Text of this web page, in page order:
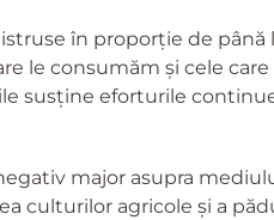
în proporție de până
le consumăm și cele
susține eforturile
major asupra
culturilor agricole și a